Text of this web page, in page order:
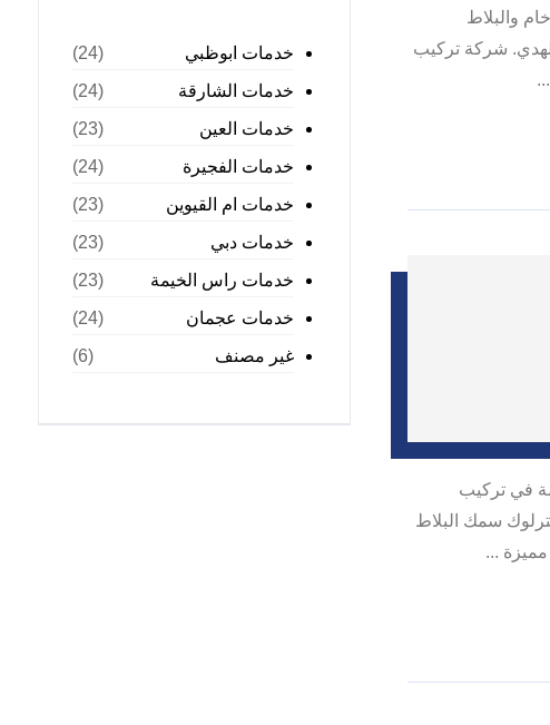
والبلاط
شركة تركيب
في تركيب
سمك البلاط
خدمات ابوظبي
(24)
خدمات الشارقة
(24)
خدمات العين
(23)
خدمات الفجيرة
(24)
خدمات ام القيوين
(23)
خدمات دبي
(23)
خدمات راس الخيمة
(23)
خدمات عجمان
(24)
غير مصنف
(6)